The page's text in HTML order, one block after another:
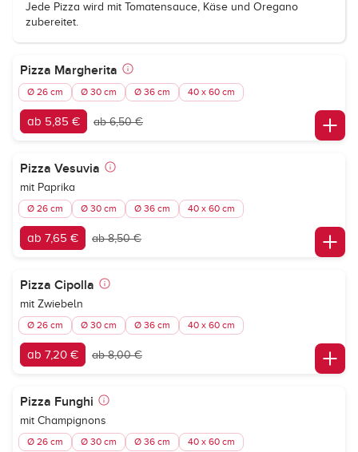
Jede Pizza wird mit Tomatensauce, Käse und Oregano
zubereitet.
Pizza Margherita
Ø 26 cm Ø 30 cm Ø 36 cm 40 x 60 cm
ab 5,85 € ab 6,50 €
Pizza Vesuvia
mit Paprika
Ø 26 cm Ø 30 cm Ø 36 cm 40 x 60 cm
ab 7,65 € ab 8,50 €
Pizza Cipolla
mit Zwiebeln
Ø 26 cm Ø 30 cm Ø 36 cm 40 x 60 cm
ab 7,20 € ab 8,00 €
Pizza Funghi
mit Champignons
Ø 26 cm Ø 30 cm Ø 36 cm 40 x 60 cm